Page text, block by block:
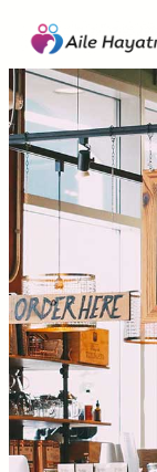
İçeriğe
geç